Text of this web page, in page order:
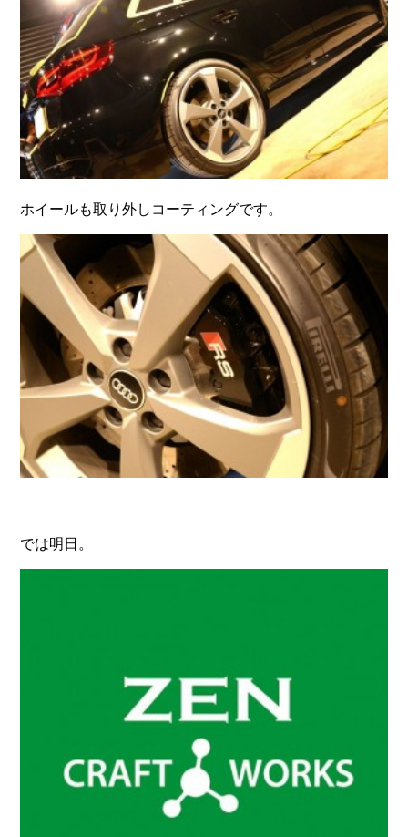
ホイールも取り外しコーティングです。
では明日。